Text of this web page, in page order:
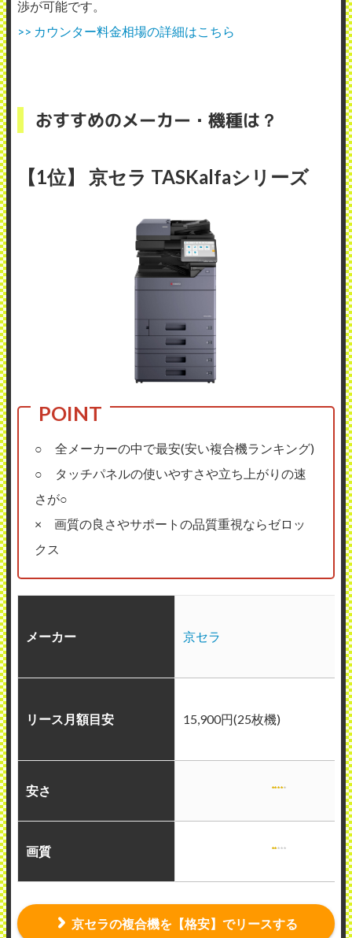
渉が可能です。
>> カウンター料金相場の詳細はこちら
おすすめのメーカー・機種は？
【1位】 京セラ TASKalfaシリーズ
○ 全メーカーの中で最安(安い複合機ランキング)
○ タッチパネルの使いやすさや立ち上がりの速
さが○
× 画質の良さやサポートの品質重視ならゼロッ
クス
メーカー 京セラ
リース月額目安 15,900円(25枚機)
安さ
画質
京セラの複合機を【格安】でリースする